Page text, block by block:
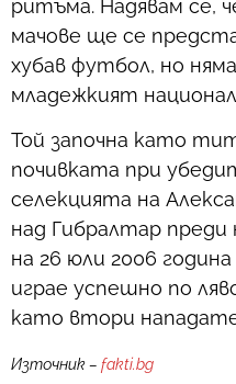
ритъма. Надявам се,
мачове ще се
хубав футбол, но
младежкият
Той започна като
почивката при
селекцията на
над Гибралтар преди
на 26 юли 2006
играе успешно по
като втори
Източник – fakti.bg